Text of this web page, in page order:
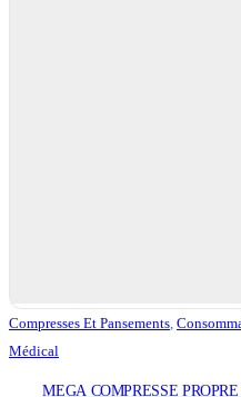
Compresses Et Pansements
Médical
MEGA COMPRESSE